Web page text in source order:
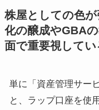
株屋としての色
化の醸成やGBA
面で重要視して
単に「資産管理サー
と、ラップ口座を使